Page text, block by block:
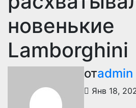
новенькие
Lamborghini
отadmin
Янв 18,